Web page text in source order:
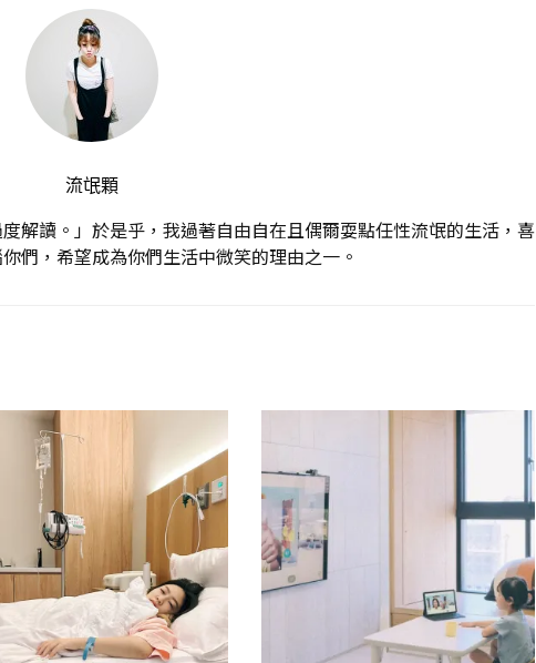
流氓顆
解讀。」於是乎，我過著自由自在且偶爾耍點任性流氓的生活，喜
們，希望成為你們生活中微笑的理由之一。